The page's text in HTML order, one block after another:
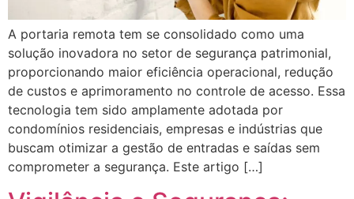
A portaria remota tem se consolidado como uma
solução inovadora no setor de segurança patrimonial,
proporcionando maior eficiência operacional, redução
de custos e aprimoramento no controle de acesso. Essa
tecnologia tem sido amplamente adotada por
condomínios residenciais, empresas e indústrias que
buscam otimizar a gestão de entradas e saídas sem
comprometer a segurança. Este artigo […]